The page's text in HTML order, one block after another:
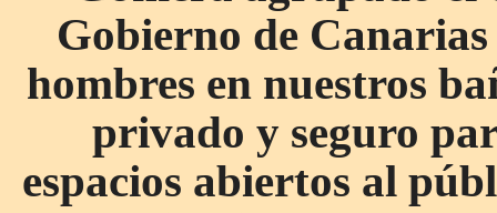
Gobierno de Canarias
hombres en nuestros
privado y seguro
espacios abiertos al